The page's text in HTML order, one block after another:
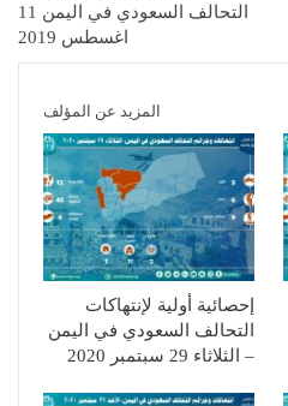
التحالف السعودي في اليمن 11
اغسطس 2019
المزيد عن المؤلف
إحصائية أولية لإنتهاكات
التحالف السعودي في اليمن
– الثلاثاء 29 سبتمبر 2020